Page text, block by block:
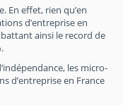
En effet, rien qu’en
d’entreprise en
ainsi le record de
les micro-
d’entreprise en France